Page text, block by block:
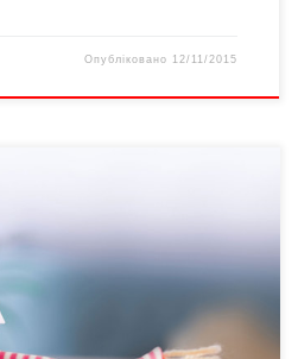
Опубліковано 12/11/2015
енергетичній сфері України
дефолт чи міжособистісний
Попри тривалу спеку, українці
зимою. Тим паче, що
пакету реформ
ініціативи «Угода Мерів-Схід»